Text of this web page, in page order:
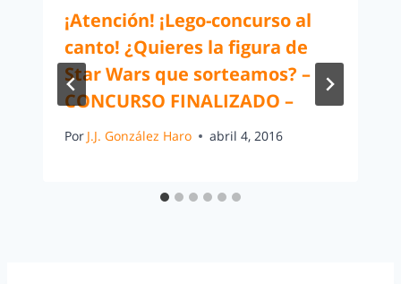
¡Atención! ¡Lego-concurso al
canto! ¿Quieres la figura de
Star Wars que sorteamos? –
CONCURSO FINALIZADO –
Por J.J. González Haro abril 4, 2016